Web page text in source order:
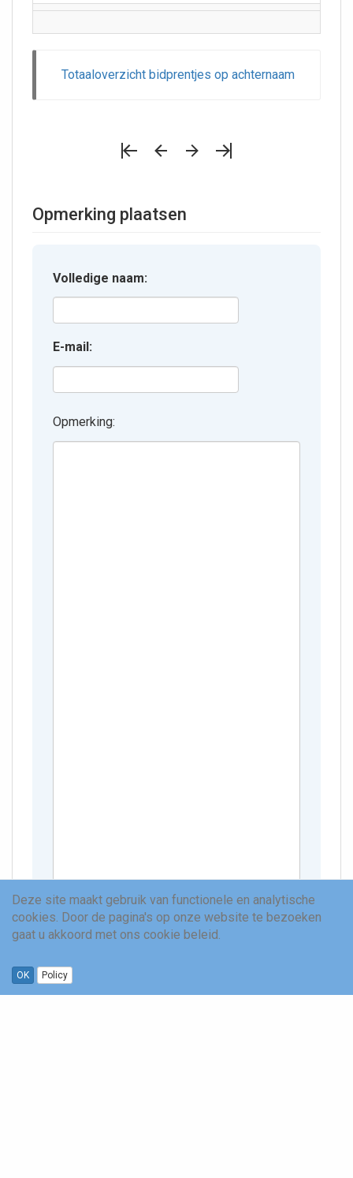
Totaaloverzicht bidprentjes op achternaam
Opmerking plaatsen
Volledige naam:
E-mail:
Opmerking:
Tik de letters in het onderstaande
vakje over om aan te tonen dat je een
Deze site maakt gebruik van functionele en analytische
cookies. Door de pagina's op onze website te bezoeken
gaat u akkoord met ons cookie beleid.
OK Policy